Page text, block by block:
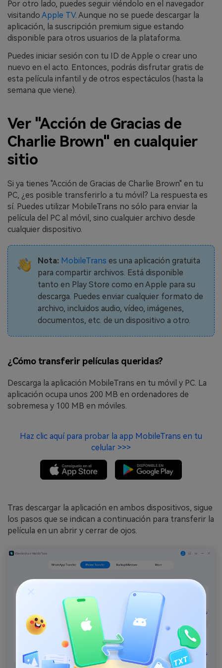
Por otro lado, puedes seguir viéndolo en el navegador
visitando Apple TV. Aunque no se puede descargar la
aplicación, la suscripción premium sigue estando
disponible para otros usuarios de la plataforma.
Puedes iniciar sesión con tu ID de Apple o crear uno
nuevo en el acto. Entonces, podrás disfrutar gratis de
esta película infantil y de otros espectáculos (hasta la
semana que viene).
Ver "Acción de Gracias de
Charlie Brown" en cualquier
sitio
Si ya tienes "Acción de Gracias de Charlie Brown" en tu
PC, ¿es posible transferirlo a tu móvil? La respuesta es
sí. Puedes utilizar MobileTrans no sólo para enviar la
película del PC al móvil, sino cualquier archivo desde
cualquier dispositivo.
Nota: MobileTrans es una aplicación gratuita
para compartir archivos. Está disponible
tanto en Play Store como en Apple para su
descarga. Puedes enviar cualquier formato de
archivo, incluidos audio, vídeo, imágenes,
documentos, etc. de un dispositivo a otro.
¿Cómo transferir películas queridas?
Descarga la aplicación MobileTrans en tu móvil y PC. La
aplicación ocupa unos 200 MB en ordenadores de
sobremesa y 100 MB en móviles.
Haz clic aquí para probar la app MobileTrans en tu
celular >>>
Tras descargar la aplicación en ambos dispositivos, sigue
los pasos que se indican a continuación para transferir la
película en un abrir y cerrar de ojos.